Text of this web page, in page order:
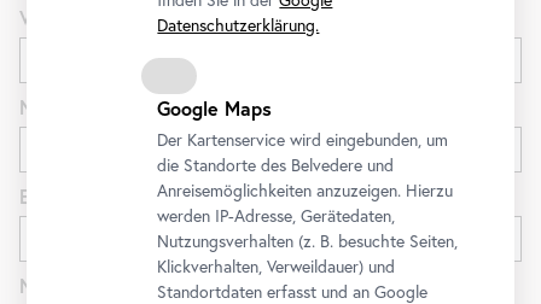
Vorname
Nachname
E-Mail
Newsletter
Datenschutzerklärung.
Google Maps
Der Kartenservice wird eingebunden, um
die Standorte des Belvedere und
Anreisemöglichkeiten anzuzeigen. Hierzu
werden IP-Adresse, Gerätedaten,
Nutzungsverhalten (z. B. besuchte Seiten,
Klickverhalten, Verweildauer) und
Standortdaten erfasst und an Google